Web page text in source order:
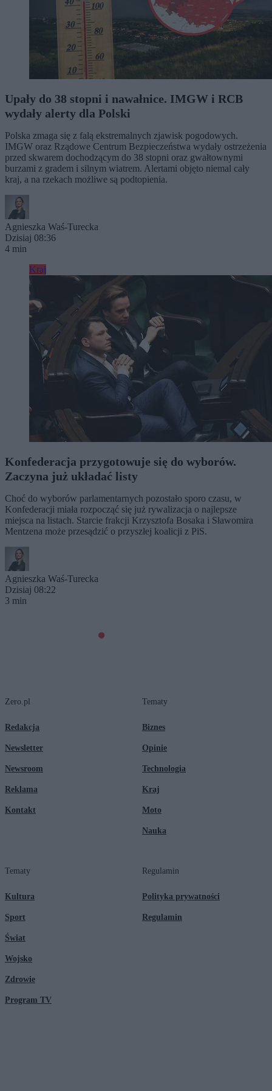
Upały do 38 stopni i nawałnice. IMGW i RCB
wydały alerty dla Polski
Polska zmaga się z falą ekstremalnych zjawisk pogodowych.
IMGW oraz Rządowe Centrum Bezpieczeństwa wydały ostrzeżenia
przed skwarem dochodzącym do 38 stopni oraz gwałtownymi
burzami z gradem i silnym wiatrem. Alertami objęto niemal cały
kraj, a na rzekach możliwe są podtopienia.
Agnieszka Waś-Turecka
Dzisiaj 08:36
4 min
Kraj
Konfederacja przygotowuje się do wyborów.
Zaczyna już układać listy
Choć do wyborów parlamentarnych pozostało sporo czasu, w
Konfederacji miała rozpocząć się już rywalizacja o najlepsze
miejsca na listach. Starcie frakcji Krzysztofa Bosaka i Sławomira
Mentzena może przesądzić o przyszłej koalicji z PiS.
Agnieszka Waś-Turecka
Dzisiaj 08:22
3 min
Zero.pl
Redakcja
Newsletter
Newsroom
Reklama
Kontakt
Tematy
Biznes
Opinie
Technologia
Kraj
Moto
Nauka
Tematy
Kultura
Sport
Świat
Wojsko
Zdrowie
Program TV
Regulamin
Polityka prywatności
Regulamin